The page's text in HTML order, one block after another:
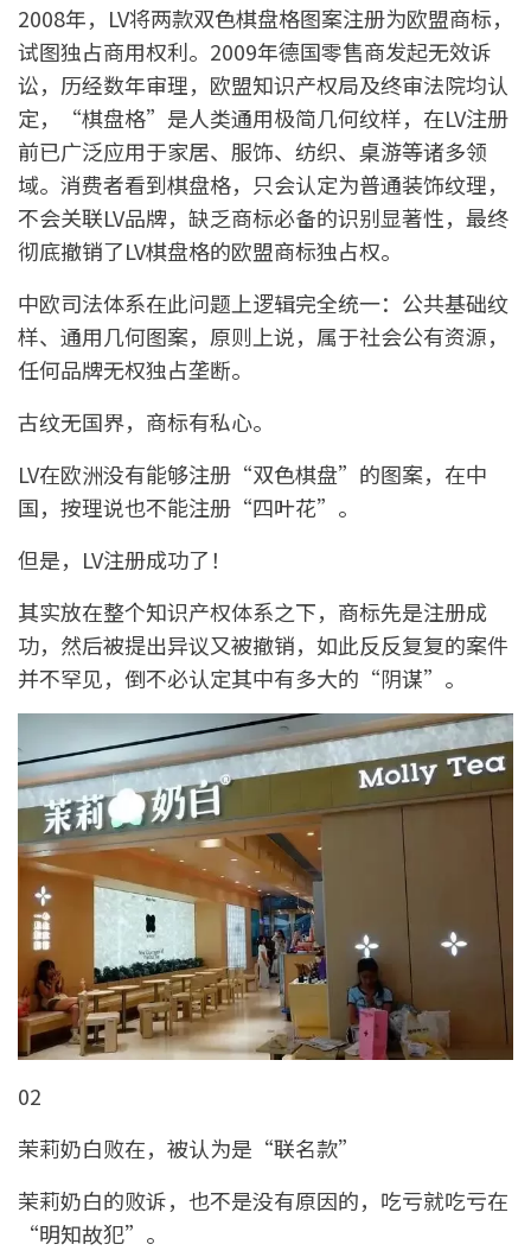
2008年，LV将两款双色棋盘格图案注册为欧盟商标，
试图独占商用权利。2009年德国零售商发起无效诉
讼，历经数年审理，欧盟知识产权局及终审法院均认
定，“棋盘格”是人类通用极简几何纹样，在LV注册
前已广泛应用于家居、服饰、纺织、桌游等诸多领
域。消费者看到棋盘格，只会认定为普通装饰纹理，
不会关联LV品牌，缺乏商标必备的识别显著性，最终
彻底撤销了LV棋盘格的欧盟商标独占权。
中欧司法体系在此问题上逻辑完全统一：公共基础纹
样、通用几何图案，原则上说，属于社会公有资源，
任何品牌无权独占垄断。
古纹无国界，商标有私心。
LV在欧洲没有能够注册“双色棋盘”的图案，在中
国，按理说也不能注册“四叶花”。
但是，LV注册成功了！
其实放在整个知识产权体系之下，商标先是注册成
功，然后被提出异议又被撤销，如此反反复复的案件
并不罕见，倒不必认定其中有多大的“阴谋”。
02
茉莉奶白败在，被认为是“联名款”
茉莉奶白的败诉，也不是没有原因的，吃亏就吃亏在
“明知故犯”。